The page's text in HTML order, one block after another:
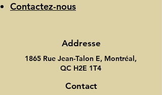
Contactez-nous
Addresse
1865 Rue Jean-Talon E, Montréal,
QC H2E 1T4
Contact